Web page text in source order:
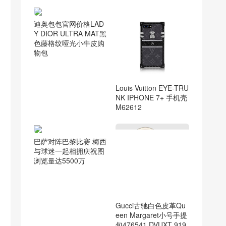
迪奥包包官网价格LAD
Y DIOR ULTRA MAT黑
色藤格纹哑光小牛皮购
物包
Louis Vuitton EYE-TRU
NK IPHONE 7+ 手机壳
M62612
巴萨对阵巴黎比赛 梅西
与球迷一起相拥庆祝图
浏览量达5500万
Gucci古驰白色皮革Qu
een Margaret小号手提